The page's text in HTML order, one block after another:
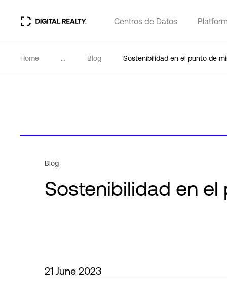
Centros de Datos
Home ... Blog Sostenibilidad en el punto de
Blog
Sostenibilidad en el
21 June 2023